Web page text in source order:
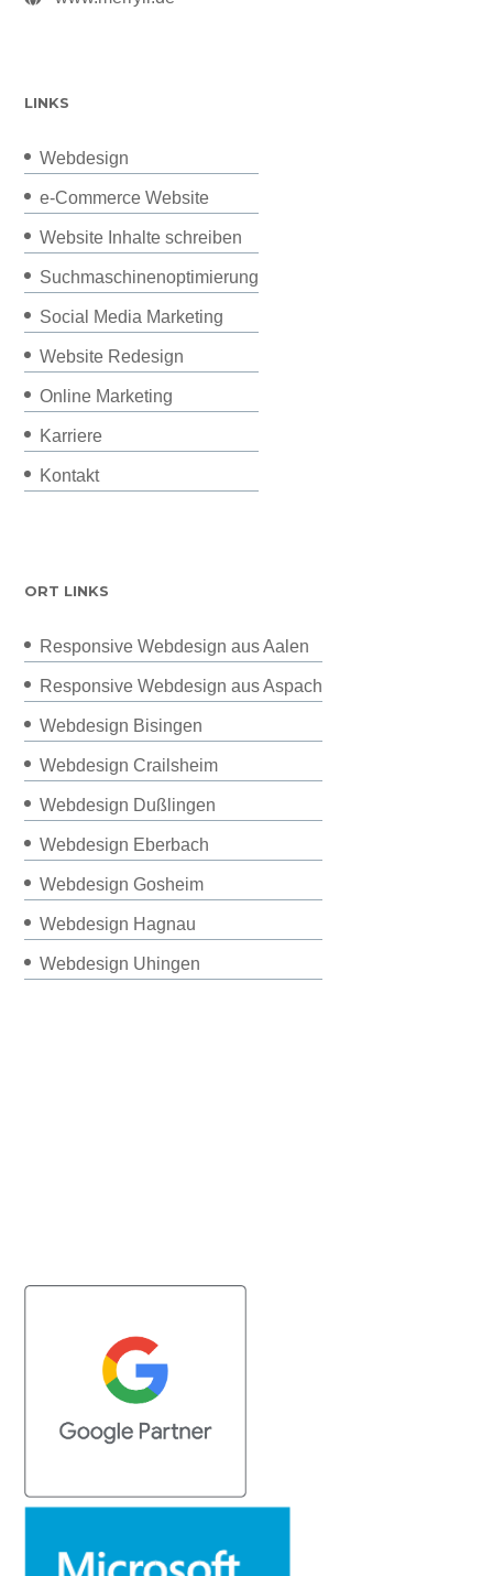
LINKS
Webdesign
e-Commerce Website
Website Inhalte schreiben
Suchmaschinenoptimierung
Social Media Marketing
Website Redesign
Online Marketing
Karriere
Kontakt
ORT LINKS
Responsive Webdesign aus Aalen
Responsive Webdesign aus Aspach
Webdesign Bisingen
Webdesign Crailsheim
Webdesign Dußlingen
Webdesign Eberbach
Webdesign Gosheim
Webdesign Hagnau
Webdesign Uhingen